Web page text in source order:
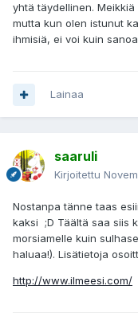
yhtä täydellinen.
mutta kun olen istunut
ihmisiä, ei voi kuin
Lainaa
saaruli
Kirjoitettu
Nostanpa tänne taas
kaksi ;D Täältä saa siis
morsiamelle kuin
haluaa!). Lisätietoja
http://www.ilmeesi.com/